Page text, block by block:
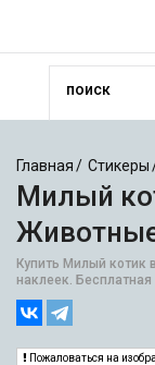
Главная Стикеры
Милый
Купить Милый котик
наклеек.
Пожаловаться на